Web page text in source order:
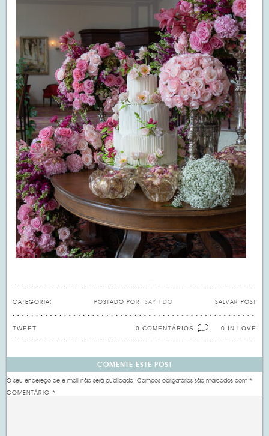
CATEGORIA: SALVAR POST
POSTADO POR: SAY I DO
0 IN LOVE
0 COMENTÁRIOS
TWEET
COMENTE ESTE POST
O seu endereço de e-mail não será publicado. Campos obrigatórios são marcados com*
COMENTÁRIO*